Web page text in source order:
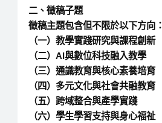
二、徵稿子題
徵稿主題包含但不限於以下方向：
（一）教學實踐研究與課程創新
（二）AI與數位科技融入教學
（三）通識教育與核心素養培育
（四）多元文化與社會共融教育
（五）跨域整合與產學實踐
（六）學生學習支持與身心福祉